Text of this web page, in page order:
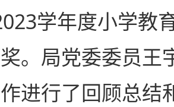
学年度小学教
。局党委委员王
进行了回顾总结